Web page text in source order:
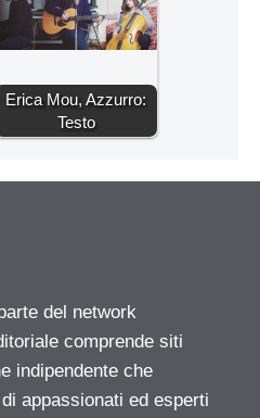
Erica Mou, Azzurro:
Testo
del network
comprende siti
indipendente che
appassionati ed esperti